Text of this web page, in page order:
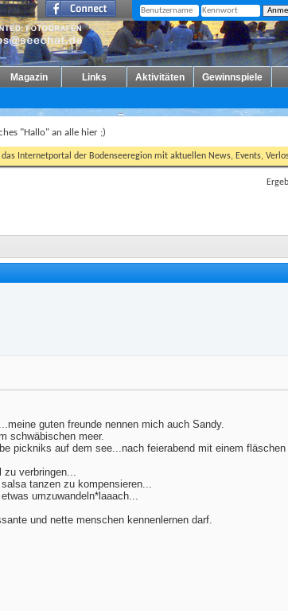
Magazin Links Aktivitäten Gewinnspiele
"Hallo" an alle hier ;)
Internetportal der Bodenseeregion mit aktuellen News, Events,
guten freunde nennen mich auch Sandy.
schwäbischen meer.
pickniks auf dem see...nach feierabend mit einem
zu verbringen...
tanzen zu kompensieren...
umzuwandeln*laaach...
und nette menschen kennenlernen darf.